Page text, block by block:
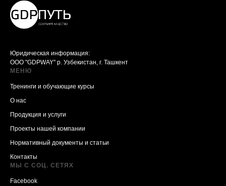
Юридическая информация:
ООО "GDPWAY" р. Узбекистан, г. Ташкент
МЕНЮ
Тренинги и обучающие курсы
О нас
Продукция и услуги
Проекты нашей компании
Нормативный документы и статьи
Контакты
МЫ С СОЦ. СЕТЯХ
Facebook